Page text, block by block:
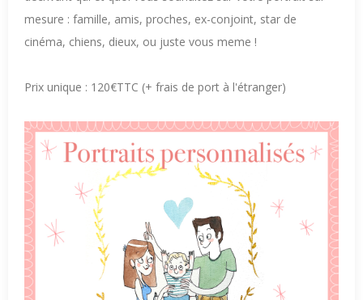
mesure : famille, amis, proches, ex-conjoint, star de
cinéma, chiens, dieux, ou juste vous meme !
Prix unique : 120€TTC (+ frais de port à l'étranger)